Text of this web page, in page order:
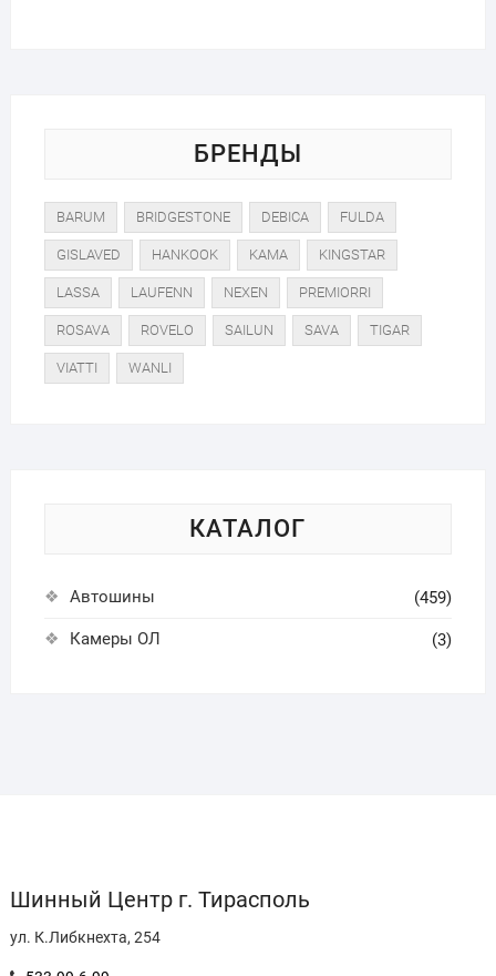
БРЕНДЫ
BARUM BRIDGESTONE DEBICA FULDA
GISLAVED HANKOOK KAMA KINGSTAR
LASSA LAUFENN NEXEN PREMIORRI
ROSAVA ROVELO SAILUN SAVA TIGAR
VIATTI WANLI
КАТАЛОГ
Автошины (459)
Камеры ОЛ (3)
Шинный Центр г. Тирасполь
ул. К.Либкнехта, 254